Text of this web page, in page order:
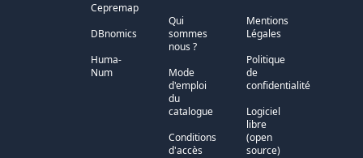
Cepremap
DBnomics
Huma-
Num
Qui
sommes
nous ?
Mode
d'emploi
du
catalogue
Conditions
d'accès
Mentions
Légales
Politique
de
confidentialité
Logiciel
libre
(open
source)